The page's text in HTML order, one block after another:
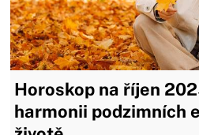
Horoskop na říjen
harmonii podzimních